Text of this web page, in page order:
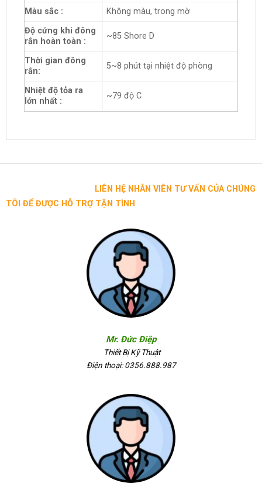
Màu sắc :
Không màu, trong mờ
Độ cứng khi đông
rắn hoàn toàn :
~85 Shore D
Thời gian đông
rắn:
5~8 phút tại nhiệt độ phòng
Nhiệt độ tỏa ra
lớn nhất :
~79 độ C
LIÊN HỆ NHÂN VIÊN TƯ VẤN CỦA CHÚNG
TÔI ĐỂ ĐƯỢC HỖ TRỢ TẬN TÌNH
Mr. Đức Điệp
Thiết Bị Kỹ Thuật
Điện thoại: 0356.888.987